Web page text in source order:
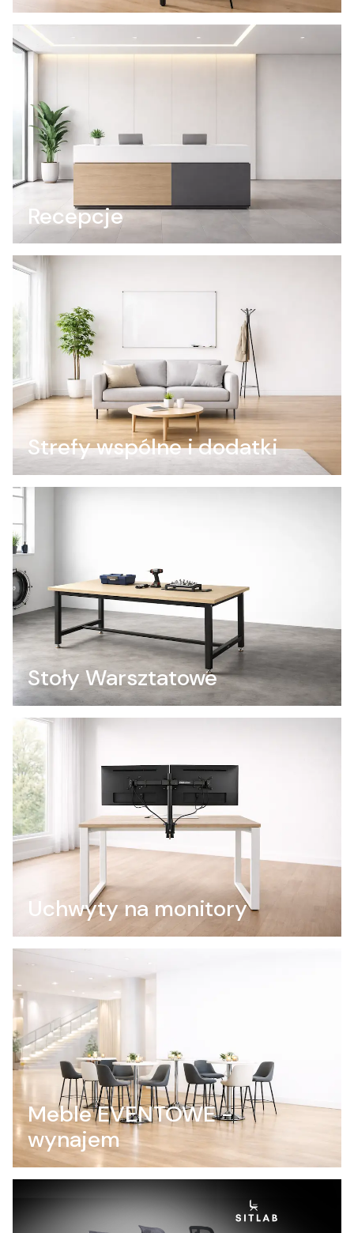
Recepcje
Strefy wspólne i dodatki
Stoły Warsztatowe
Uchwyty na monitory
Meble EVENTOWE -
wynajem